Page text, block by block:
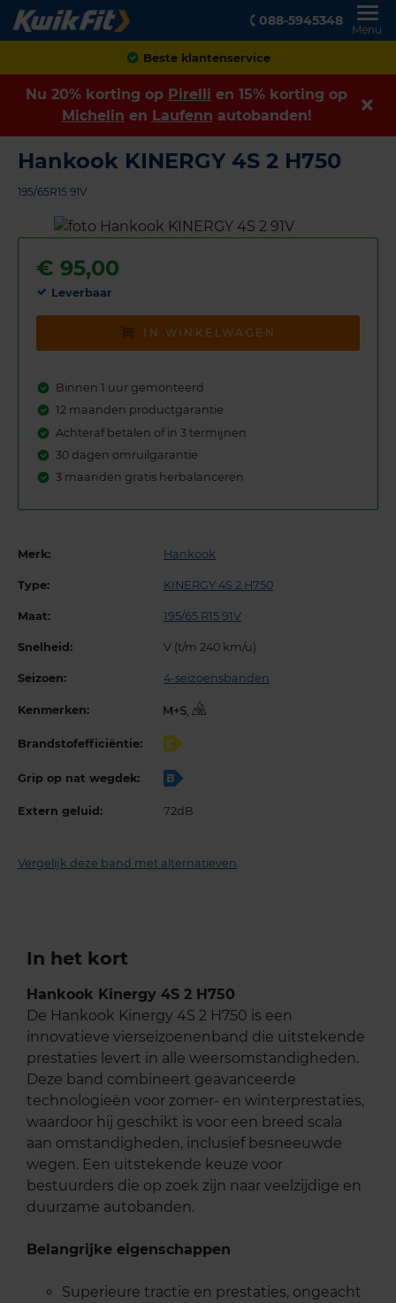
088-5945348
Menu
Achteraf betalen
Nu 20% korting op Pirelli en 15% korting op
Michelin en Laufenn autobanden!
Hankook KINERGY 4S 2 H750
195/65R15 91V
€ 95,00
Leverbaar
IN WINKELWAGEN
Binnen 1 uur gemonteerd
12 maanden productgarantie
Achteraf betalen of in 3 termijnen
30 dagen omruilgarantie
3 maanden gratis herbalanceren
Merk: Hankook
Type: KINERGY 4S 2 H750
Maat: 195/65 R15 91V
Snelheid: V (t/m 240 km/u)
Seizoen: 4-seizoensbanden
Kenmerken: ,
Brandstofefficiëntie: C
Grip op nat wegdek: B
Extern geluid: 72dB
Vergelijk deze band met alternatieven
In het kort
Hankook Kinergy 4S 2 H750
De Hankook Kinergy 4S 2 H750 is een
innovatieve vierseizoenenband die uitstekende
prestaties levert in alle weersomstandigheden.
Deze band combineert geavanceerde
technologieën voor zomer- en winterprestaties,
waardoor hij geschikt is voor een breed scala
aan omstandigheden, inclusief besneeuwde
wegen. Een uitstekende keuze voor
bestuurders die op zoek zijn naar veelzijdige en
duurzame autobanden.
Belangrijke eigenschappen
Superieure tractie en prestaties, ongeacht